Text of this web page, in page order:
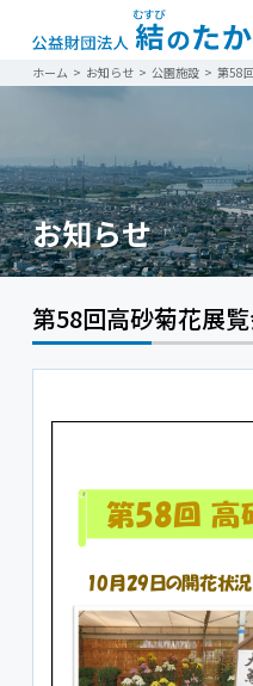
ホーム > お知らせ> 公園施設> 第58
お知らせ
第58回高砂菊花展